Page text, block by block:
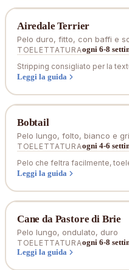
Airedale Terrier
Pelo duro, fitto, con baffi e
TOELETTATURAogni 6-8
Stripping consigliato per la
Leggi la guida
Bobtail
Pelo lungo, folto, bianco e
TOELETTATURAogni 4-6
Pelo che feltra facilmente,
Leggi la guida
Cane da Pastore di Brie
Pelo lungo, ondulato, duro
TOELETTATURAogni 6-8
Leggi la guida